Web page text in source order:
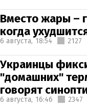
Вместо жары –
когда
6 августа, 18:54 2127
Украинцы
"домашних"
говорят
6 августа, 16:46 2347